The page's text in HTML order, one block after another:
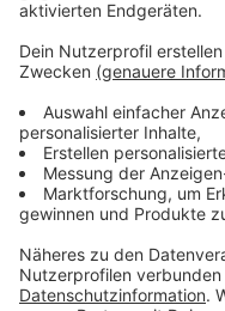
preisbewusst
in diesem Jahr zu
Anzeige
Weitere